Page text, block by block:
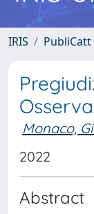
IRIS PubliCatt
Monaco,
2022
Abstract